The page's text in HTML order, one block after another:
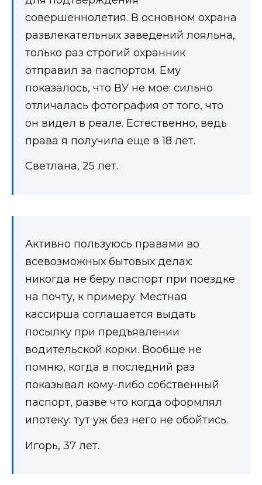
совершеннолетия. В основном охрана
развлекательных заведений лояльна,
только раз строгий охранник
отправил за паспортом. Ему
показалось, что ВУ не мое: сильно
отличалась фотография от того, что
он видел в реале. Естественно, ведь
права я получила еще в 18 лет.
Светлана, 25 лет.
Активно пользуюсь правами во
всевозможных бытовых делах:
никогда не беру паспорт при поездке
на почту, к примеру. Местная
кассирша соглашается выдать
посылку при предъявлении
водительской корки. Вообще не
помню, когда в последний раз
показывал кому-либо собственный
паспорт, разве что когда оформлял
ипотеку: тут уж без него не обойтись.
Игорь, 37 лет.